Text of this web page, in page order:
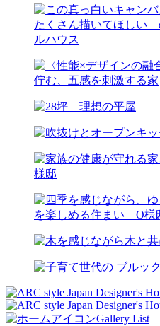
Gallery List